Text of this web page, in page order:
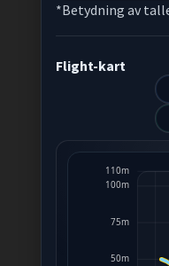
*Betydning av
Flight-kart
50m
75m
100m
110m